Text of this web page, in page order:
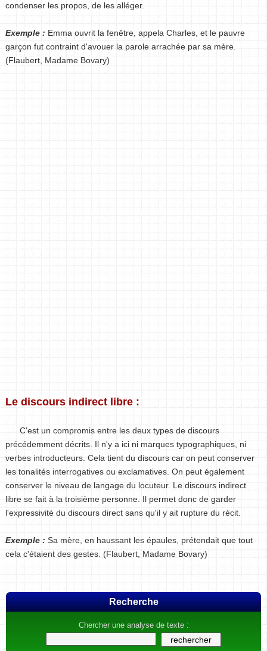
Recherche
Chercher une analyse de texte :
condenser les propos, de les alléger.
Exemple : Emma ouvrit la fenêtre, appela Charles, et le pauvre
garçon fut contraint d'avouer la parole arrachée par sa mère.
(Flaubert, Madame Bovary)
Le discours indirect libre :
C'est un compromis entre les deux types de discours
précédemment décrits. Il n'y a ici ni marques typographiques, ni
verbes introducteurs. Cela tient du discours car on peut conserver
les tonalités interrogatives ou exclamatives. On peut également
conserver le niveau de langage du locuteur. Le discours indirect
libre se fait à la troisième personne. Il permet donc de garder
l'expressivité du discours direct sans qu'il y ait rupture du récit.
Exemple : Sa mère, en haussant les épaules, prétendait que tout
cela c'étaient des gestes. (Flaubert, Madame Bovary)